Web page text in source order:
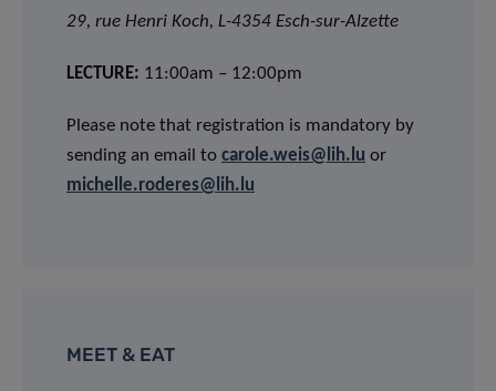
29, rue Henri Koch, L-4354 Esch-sur-Alzette
LECTURE: 11:00am – 12:00pm
Please note that registration is mandatory by
sending an email to carole.weis@lih.lu or
michelle.roderes@lih.lu
MEET & EAT